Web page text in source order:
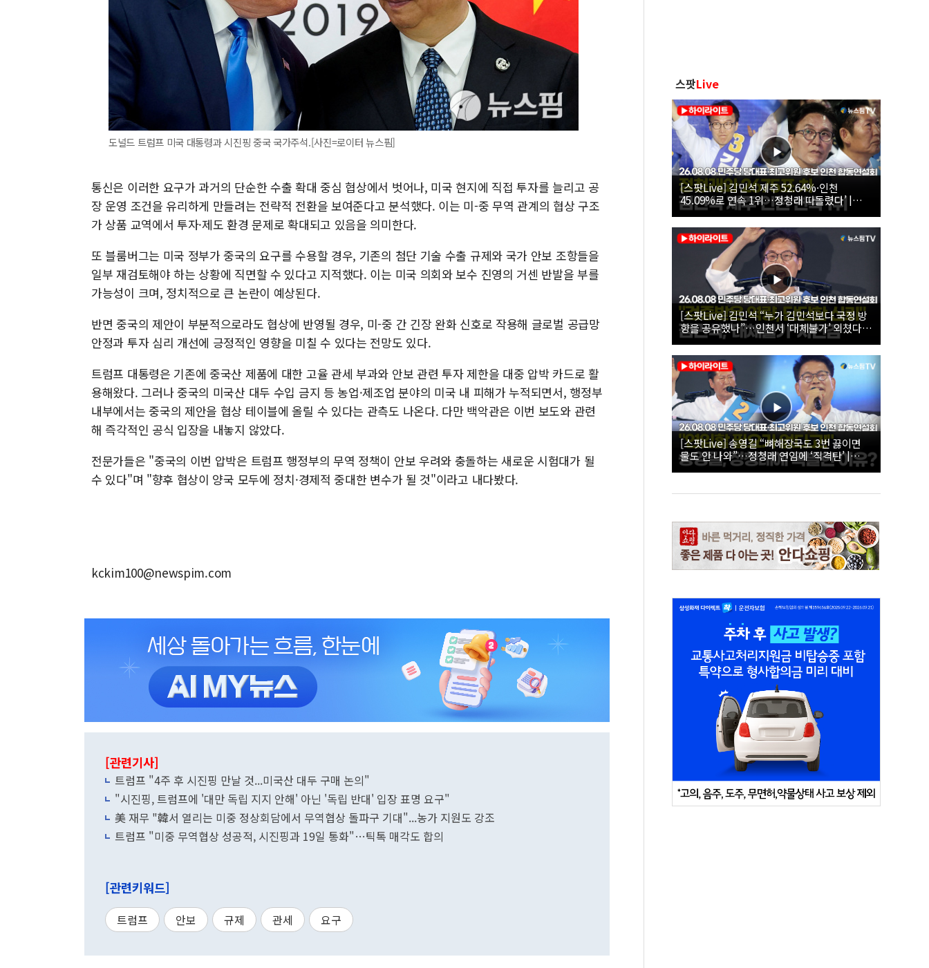
도널드 트럼프 미국 대통령과 시진핑 중국 국가주석.[사진=로이터 뉴스핌]
통신은 이러한 요구가 과거의 단순한 수출 확대 중심 협상에서 벗어나, 미국 현지에 직접 투자를 늘리고 공
장 운영 조건을 유리하게 만들려는 전략적 전환을 보여준다고 분석했다. 이는 미-중 무역 관계의 협상 구조
가 상품 교역에서 투자·제도 환경 문제로 확대되고 있음을 의미한다.
또 블룸버그는 미국 정부가 중국의 요구를 수용할 경우, 기존의 첨단 기술 수출 규제와 국가 안보 조항들을
일부 재검토해야 하는 상황에 직면할 수 있다고 지적했다. 이는 미국 의회와 보수 진영의 거센 반발을 부를
가능성이 크며, 정치적으로 큰 논란이 예상된다.
반면 중국의 제안이 부분적으로라도 협상에 반영될 경우, 미-중 간 긴장 완화 신호로 작용해 글로벌 공급망
안정과 투자 심리 개선에 긍정적인 영향을 미칠 수 있다는 전망도 있다.
트럼프 대통령은 기존에 중국산 제품에 대한 고율 관세 부과와 안보 관련 투자 제한을 대중 압박 카드로 활
용해왔다. 그러나 중국의 미국산 대두 수입 금지 등 농업·제조업 분야의 미국 내 피해가 누적되면서, 행정부
내부에서는 중국의 제안을 협상 테이블에 올릴 수 있다는 관측도 나온다. 다만 백악관은 이번 보도와 관련
해 즉각적인 공식 입장을 내놓지 않았다.
전문가들은 "중국의 이번 압박은 트럼프 행정부의 무역 정책이 안보 우려와 충돌하는 새로운 시험대가 될
수 있다"며 "향후 협상이 양국 모두에 정치·경제적 중대한 변수가 될 것"이라고 내다봤다.
kckim100@newspim.com
[관련기사]
트럼프 "4주 후 시진핑 만날 것...미국산 대두 구매 논의"
"시진핑, 트럼프에 '대만 독립 지지 안해' 아닌 '독립 반대' 입장 표명 요구"
美 재무 "韓서 열리는 미중 정상회담에서 무역협상 돌파구 기대"...농가 지원도 강조
트럼프 "미중 무역협상 성공적, 시진핑과 19일 통화"…틱톡 매각도 합의
[관련키워드]
트럼프 안보 규제 관세 요구
스팟Live
[스팟Live] 김민석 제주 52.64%·인천
45.09%로 연속 1위…정청래 따돌렸다’ |
26.08.08 더불어민주당 당대표·최고위원 후
보 인천 합동연설회
[스팟Live] 김민석 “누가 김민석보다 국정 방
향을 공유했나”…인천서 ‘대체불가’ 외쳤다 |
26.08.08 더불어민주당 당대표·최고위원 후
보 인천 합동연설회
[스팟Live] 송영길 “뼈해장국도 3번 끓이면
물도 안 나와”…정청래 연임에 ‘직격탄’ |
26.08.08 더불어민주당 당대표·최고위원 후